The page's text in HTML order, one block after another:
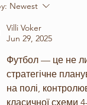
Newest
Villi Voker
Jun 29, 2025
Футбол — це не
стратегічне
на полі,
класичної схеми